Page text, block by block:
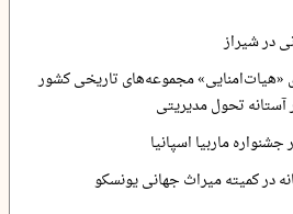
در شیراز
«هیات‌امنایی» مجموعه‌های تاریخی کشور
تحول مدیریتی
ماربیا اسپانیا
در کمیته میراث جهانی یونسکو